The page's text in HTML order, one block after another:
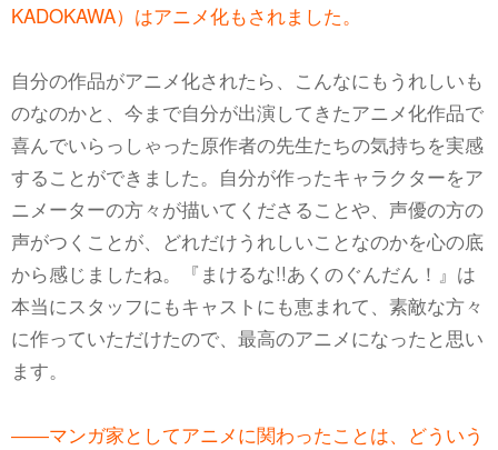
KADOKAWA）はアニメ化もされました。
自分の作品がアニメ化されたら、こんなにもうれしいも
のなのかと、今まで自分が出演してきたアニメ化作品で
喜んでいらっしゃった原作者の先生たちの気持ちを実感
することができました。自分が作ったキャラクターをア
ニメーターの方々が描いてくださることや、声優の方の
声がつくことが、どれだけうれしいことなのかを心の底
から感じましたね。『まけるな!!あくのぐんだん！』は
本当にスタッフにもキャストにも恵まれて、素敵な方々
に作っていただけたので、最高のアニメになったと思い
ます。
――マンガ家としてアニメに関わったことは、どういう